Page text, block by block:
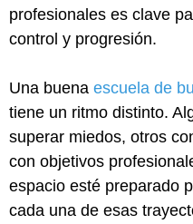
profesionales es clave
control y progresión.
Una buena escuela de
tiene un ritmo distinto.
superar miedos, otros
con objetivos
espacio esté preparado
cada una de esas